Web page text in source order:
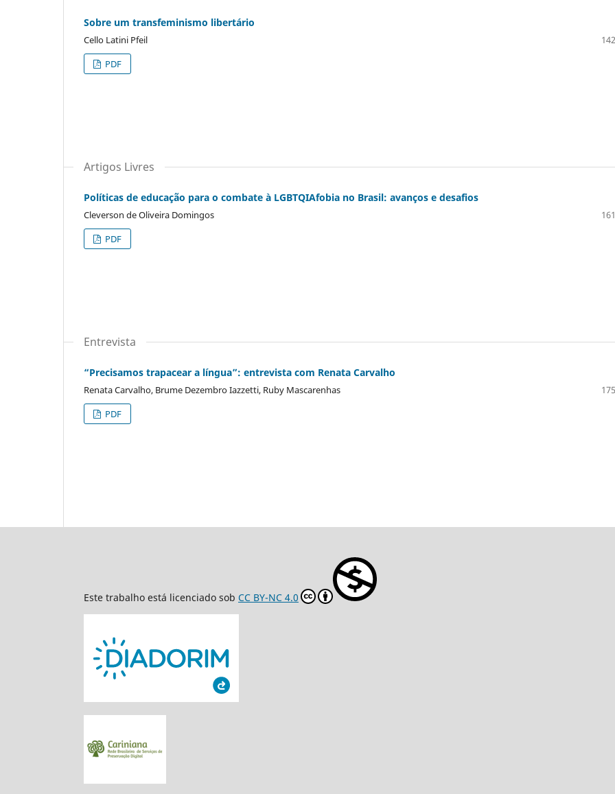
Sobre um transfeminismo libertário
Cello Latini Pfeil
PDF
Artigos Livres
Políticas de educação para o combate à LGBTQIAfobia no Brasil: avanços e desafios
Cleverson de Oliveira Domingos
PDF
Entrevista
“Precisamos trapacear a língua”: entrevista com Renata Carvalho
Renata Carvalho, Brume Dezembro Iazzetti, Ruby Mascarenhas
PDF
Este trabalho está licenciado sob CC BY-NC 4.0